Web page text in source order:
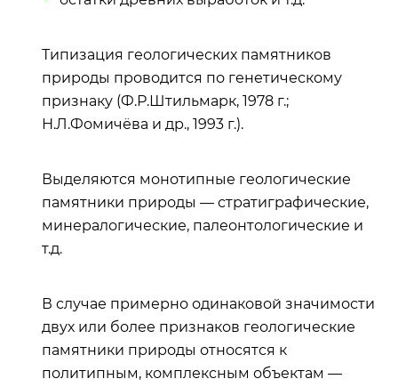
Типизация геологических памятников
природы проводится по генетическому
признаку (Ф.Р.Штильмарк, 1978 г.;
Н.Л.Фомичёва и др., 1993 г.).
Выделяются монотипные геологические
памятники природы — стратиграфические,
минералогические, палеонтологические и
т.д.
В случае примерно одинаковой значимости
двух или более признаков геологические
памятники природы относятся к
политипным, комплексным объектам —